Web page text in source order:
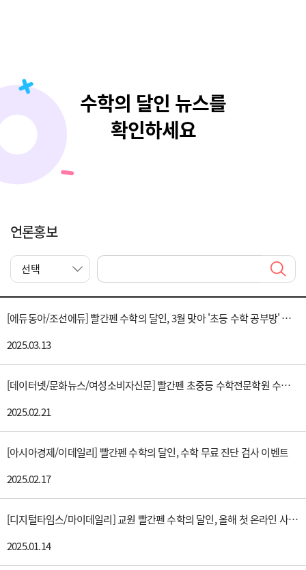
수학의 달인 뉴스를
확인하세요
언론홍보
[에듀동아/조선에듀] 빨간펜 수학의 달인, 3월 맞아 '초등 수학 공부방' 온라인 사업설명회 실시
2025.03.13
[데이터넷/문화뉴스/여성소비자신문] 빨간펜 초중등 수학전문학원 수학의 달인, 전국 지역별 지사장 모집
2025.02.21
[아시아경제/이데일리] 빨간펜 수학의 달인, 수학 무료 진단 검사 이벤트
2025.02.17
[디지털타임스/마이데일리] 교원 빨간펜 수학의 달인, 올해 첫 온라인 사업설명회 열어
2025.01.14